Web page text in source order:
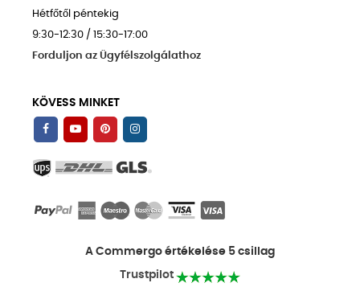
Hétfőtől péntekig
9:30-12:30 / 15:30-17:00
Forduljon az Ügyfélszolgálathoz
KÖVESS MINKET
A Commergo értékelése 5 csillag
Trustpilot